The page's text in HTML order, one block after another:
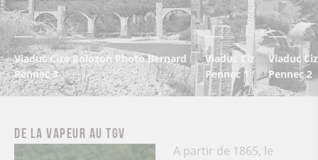
Viaduc Cize Bolozon Photo Bernard Lamy. Source Rober Le
Pennec 3
Viaduc Cize Bolozon
Pennec 1
Viaduc
Pennec 2
De la vapeur au TGV
A partir de 1865, le